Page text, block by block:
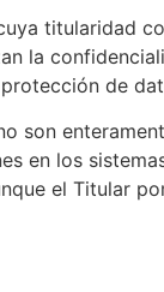
titularidad
la
de
son
en los
el Titular